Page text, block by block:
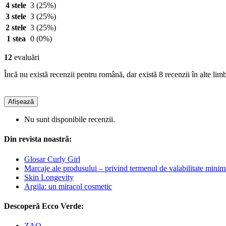
4 stele 3 (25%)
3 stele 3 (25%)
2 stele 3 (25%)
1 stea 0 (0%)
12 evaluări
Încă nu există recenzii pentru română, dar există 8 recenzii în alte
Afișează
Nu sunt disponibile recenzii.
Din revista noastră:
Glosar Curly Girl
Marcaje ale produsului – privind termenul de valabilitate
Skin Longevity
Argila: un miracol cosmetic
Descoperă Ecco Verde: